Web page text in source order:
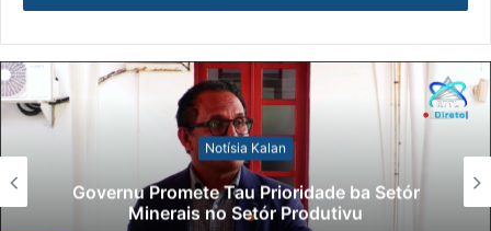
Notísia Kalan
Governu Promete Tau Prioridade ba Setór
Minerais no Setór Produtivu